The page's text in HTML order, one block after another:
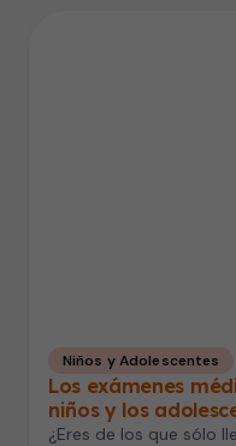
Niños y Adolescentes
Los exámenes
niños y los
¿Eres de los que sólo